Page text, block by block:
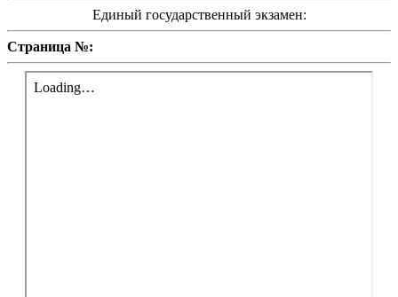
Единый государственный экзамен:
Страница №: